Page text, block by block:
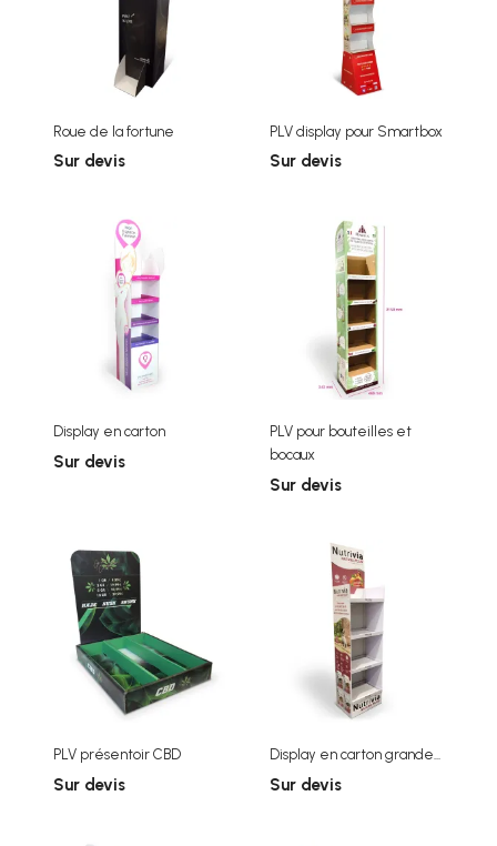
Roue de la fortune
Sur devis
PLV display pour Smartbox
Sur devis
Display en carton
Sur devis
PLV pour bouteilles et
bocaux
Sur devis
PLV présentoir CBD
Sur devis
Display en carton grande...
Sur devis